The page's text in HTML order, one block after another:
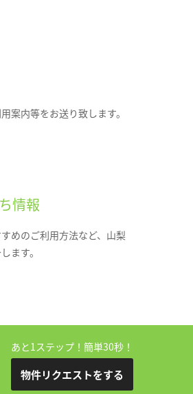
案内等をお送り致します。
情報
めのご利用方法など、山梨
ます。
あと1ステップ！簡単30秒！
物件リクエストをする